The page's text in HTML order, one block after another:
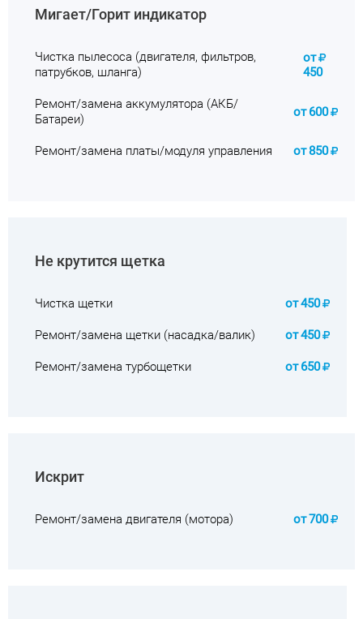
Мигает/Горит индикатор
Чистка пылесоса (двигателя, фильтров,
патрубков, шланга)
от
450
Ремонт/замена аккумулятора (АКБ/
Батареи)
от600
Ремонт/замена платы/модуля управления от850
Не крутится щетка
Чистка щетки от450
Ремонт/замена щетки (насадка/валик) от450
Ремонт/замена турбощетки от 650
Искрит
Ремонт/замена двигателя (мотора) от700